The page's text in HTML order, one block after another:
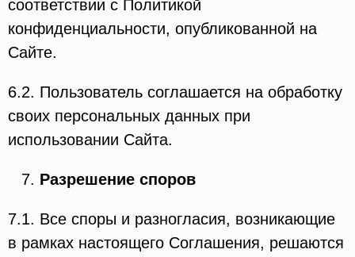
соответствии с Политикой
конфиденциальности, опубликованной на
Сайте.
6.2. Пользователь соглашается на обработку
своих персональных данных при
использовании Сайта.
Разрешение споров
7.1. Все споры и разногласия, возникающие
в рамках настоящего Соглашения, решаются